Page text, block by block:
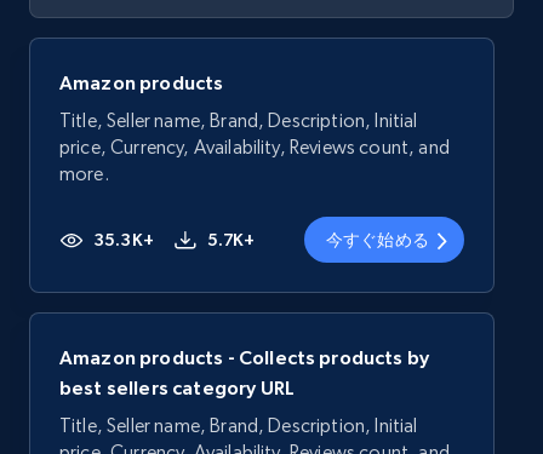
Amazon products
Title, Seller name, Brand, Description, Initial
price, Currency, Availability, Reviews count, and
more.
35.3K+ 5.7K+ 今すぐ始める
Amazon products - Collects products by
best sellers category URL
Title, Seller name, Brand, Description, Initial